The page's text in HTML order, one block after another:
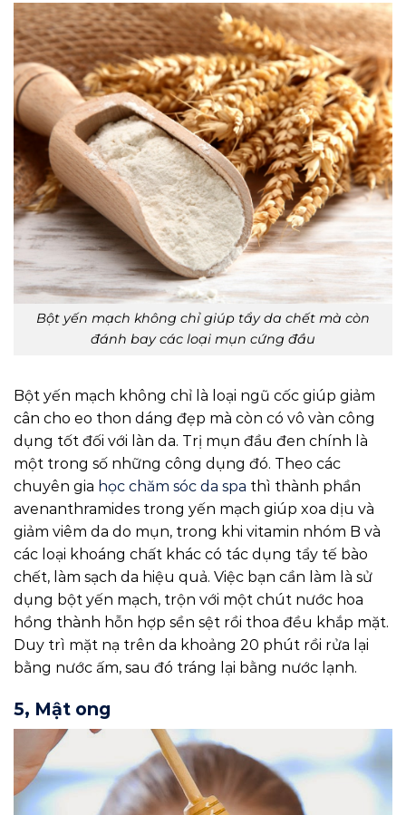
Bột yến mạch không chỉ giúp tẩy da chết mà còn
đánh bay các loại mụn cứng đầu
Bột yến mạch không chỉ là loại ngũ cốc giúp giảm
cân cho eo thon dáng đẹp mà còn có vô vàn công
dụng tốt đối với làn da. Trị mụn đầu đen chính là
một trong số những công dụng đó. Theo các
chuyên gia học chăm sóc da spa thì thành phần
avenanthramides trong yến mạch giúp xoa dịu và
giảm viêm da do mụn, trong khi vitamin nhóm B và
các loại khoáng chất khác có tác dụng tẩy tế bào
chết, làm sạch da hiệu quả. Việc bạn cần làm là sử
dụng bột yến mạch, trộn với một chút nước hoa
hồng thành hỗn hợp sền sệt rồi thoa đều khắp mặt.
Duy trì mặt nạ trên da khoảng 20 phút rồi rửa lại
bằng nước ấm, sau đó tráng lại bằng nước lạnh.
5, Mật ong